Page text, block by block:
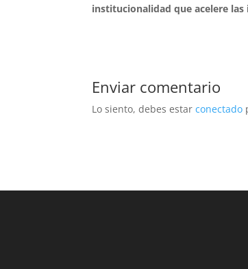
institucionalidad que acelere las
Enviar comentario
Lo siento, debes estarconectado